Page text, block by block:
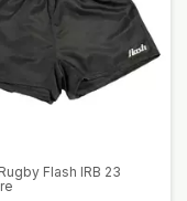
Flash IRB 23